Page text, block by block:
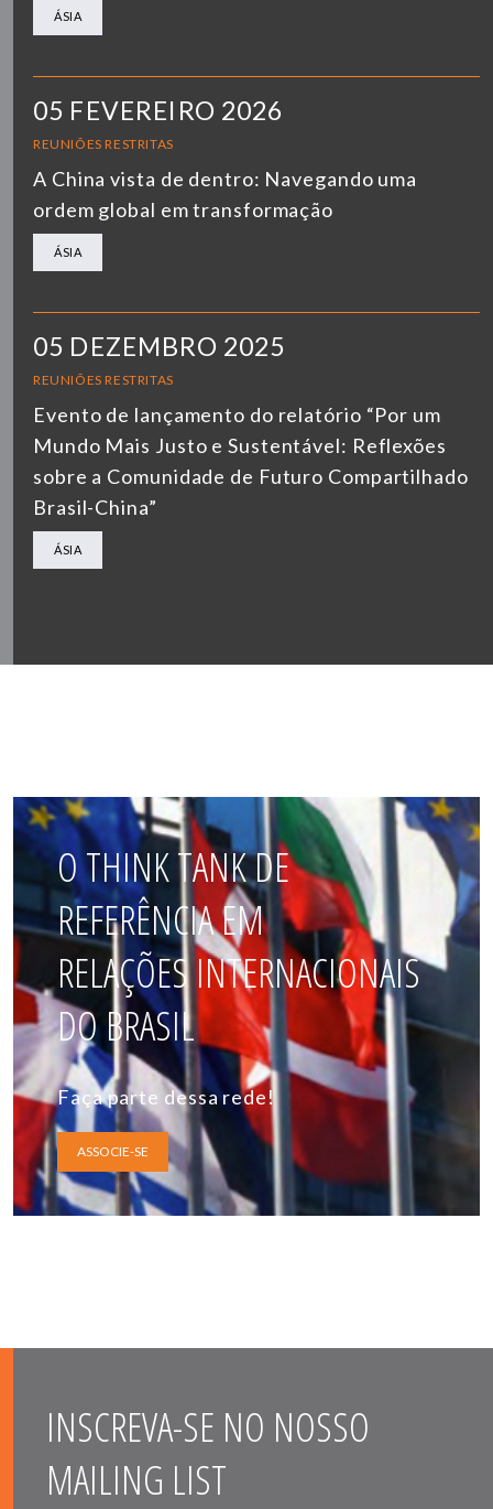
ÁSIA
05 FEVEREIRO 2026
REUNIÕES RESTRITAS
A China vista de dentro: Navegando uma
ordem global em transformação
ÁSIA
05 DEZEMBRO 2025
REUNIÕES RESTRITAS
Evento de lançamento do relatório “Por um
Mundo Mais Justo e Sustentável: Reflexões
sobre a Comunidade de Futuro Compartilhado
Brasil-China”
ÁSIA
O THINK TANK DE
REFERÊNCIA EM
RELAÇÕES INTERNACIONAIS
DO BRASIL
Faça parte dessa rede!
ASSOCIE-SE
INSCREVA-SE NO NOSSO
MAILING LIST